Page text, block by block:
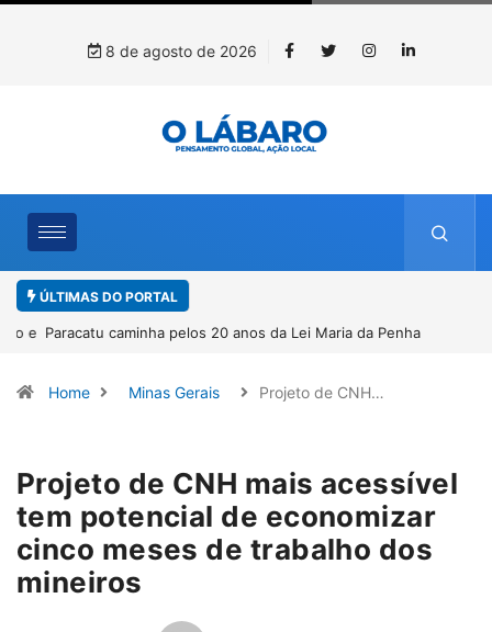
8 de agosto de 2026
ÚLTIMAS DO PORTAL
Paracatu caminha pelos 20 anos da Lei Maria da Penha
Home Minas Gerais Projeto de CNH…
Projeto de CNH mais acessível
tem potencial de economizar
cinco meses de trabalho dos
mineiros